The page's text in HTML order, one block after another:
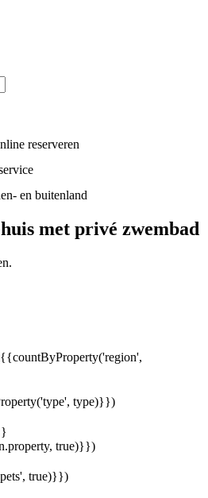
reserveren
en buitenland
met privé zwembad
type)}})
true)}})
true)}})